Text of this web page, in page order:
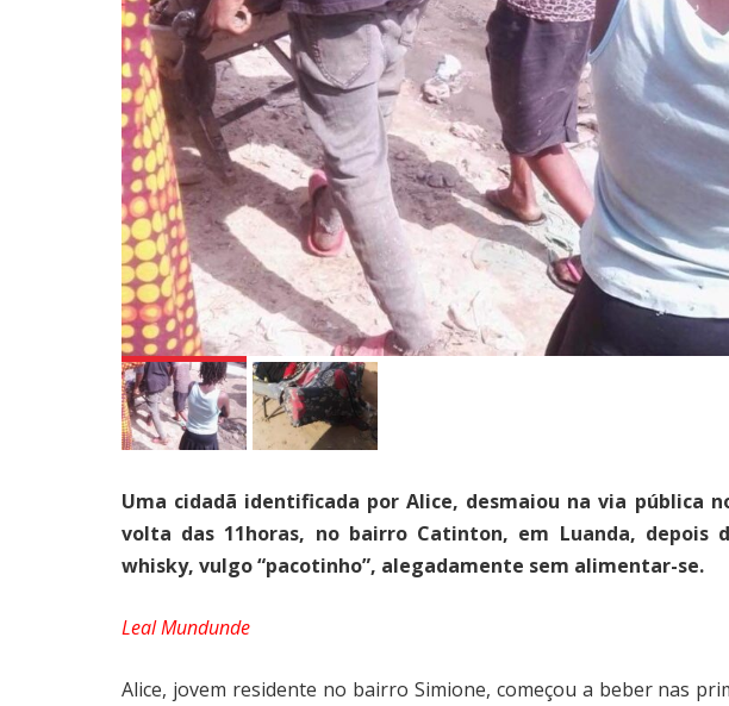
Uma cidadã identificada por Alice, desmaiou na via pública
volta das 11horas, no bairro Catinton, em Luanda, depois
whisky, vulgo “pacotinho”, alegadamente sem alimentar-se.
Leal Mundunde
Alice, jovem residente no bairro Simione, começou a beber nas